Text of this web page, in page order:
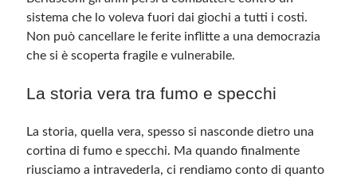
sistema che lo voleva fuori dai giochi a tutti i costi.
Non può cancellare le ferite inflitte a una democrazia
che si è scoperta fragile e vulnerabile.
La storia vera tra fumo e specchi
La storia, quella vera, spesso si nasconde dietro una
cortina di fumo e specchi. Ma quando finalmente
riusciamo a intravederla, ci rendiamo conto di quanto